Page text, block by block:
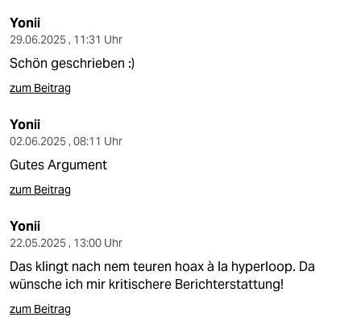
Yonii
29.06.2025 , 11:31 Uhr
Schön geschrieben :)
zum Beitrag
Yonii
02.06.2025 , 08:11 Uhr
Gutes Argument
zum Beitrag
Yonii
22.05.2025 , 13:00 Uhr
Das klingt nach nem teuren hoax à la hyperloop. Da
wünsche ich mir kritischere Berichterstattung!
zum Beitrag